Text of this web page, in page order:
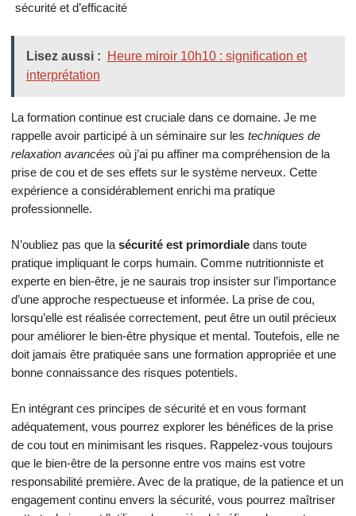
sécurité et d’efficacité
Lisez aussi :
Heure miroir 10h10 : signification et
interprétation
La formation continue est cruciale dans ce domaine. Je me
rappelle avoir participé à un séminaire sur les techniques de
relaxation avancées où j’ai pu affiner ma compréhension de la
prise de cou et de ses effets sur le système nerveux. Cette
expérience a considérablement enrichi ma pratique
professionnelle.
N’oubliez pas que la sécurité est primordiale dans toute
pratique impliquant le corps humain. Comme nutritionniste et
experte en bien-être, je ne saurais trop insister sur l’importance
d’une approche respectueuse et informée. La prise de cou,
lorsqu’elle est réalisée correctement, peut être un outil précieux
pour améliorer le bien-être physique et mental. Toutefois, elle ne
doit jamais être pratiquée sans une formation appropriée et une
bonne connaissance des risques potentiels.
En intégrant ces principes de sécurité et en vous formant
adéquatement, vous pourrez explorer les bénéfices de la prise
de cou tout en minimisant les risques. Rappelez-vous toujours
que le bien-être de la personne entre vos mains est votre
responsabilité première. Avec de la pratique, de la patience et un
engagement continu envers la sécurité, vous pourrez maîtriser